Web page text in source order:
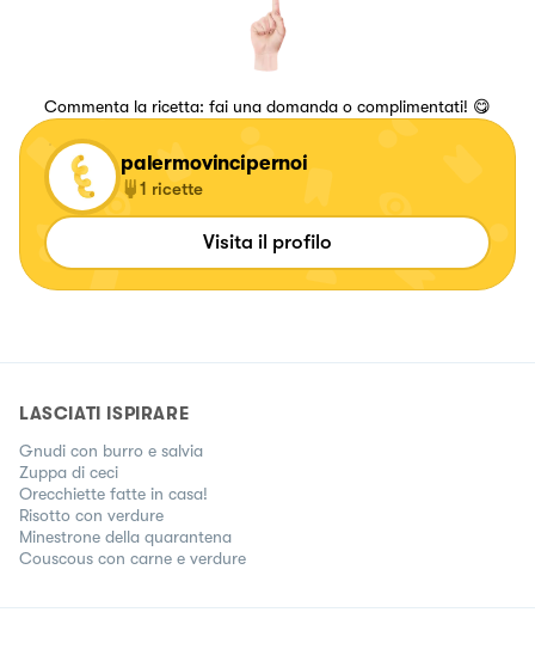
Commenta la ricetta: fai una domanda o complimentati! 😋
palermovincipernoi
1 ricette
Visita il profilo
LASCIATI ISPIRARE
Gnudi con burro e salvia
Zuppa di ceci
Orecchiette fatte in casa!
Risotto con verdure
Minestrone della quarantena
Couscous con carne e verdure